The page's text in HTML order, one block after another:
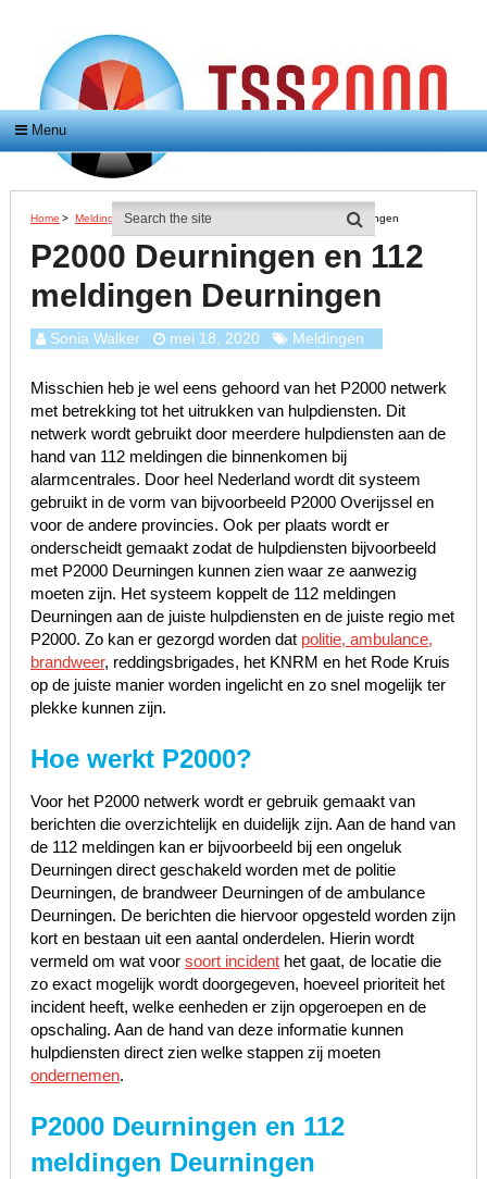
Menu
Home > Meldingen > P2000 Deurningen En 112 Meldingen Deurningen
P2000 Deurningen en 112
meldingen Deurningen
Sonia Walker mei 18, 2020 Meldingen
Misschien heb je wel eens gehoord van het P2000 netwerk
met betrekking tot het uitrukken van hulpdiensten. Dit
netwerk wordt gebruikt door meerdere hulpdiensten aan de
hand van 112 meldingen die binnenkomen bij
alarmcentrales. Door heel Nederland wordt dit systeem
gebruikt in de vorm van bijvoorbeeld P2000 Overijssel en
voor de andere provincies. Ook per plaats wordt er
onderscheidt gemaakt zodat de hulpdiensten bijvoorbeeld
met P2000 Deurningen kunnen zien waar ze aanwezig
moeten zijn. Het systeem koppelt de 112 meldingen
Deurningen aan de juiste hulpdiensten en de juiste regio met
P2000. Zo kan er gezorgd worden dat politie, ambulance,
brandweer, reddingsbrigades, het KNRM en het Rode Kruis
op de juiste manier worden ingelicht en zo snel mogelijk ter
plekke kunnen zijn.
Hoe werkt P2000?
Voor het P2000 netwerk wordt er gebruik gemaakt van
berichten die overzichtelijk en duidelijk zijn. Aan de hand van
de 112 meldingen kan er bijvoorbeeld bij een ongeluk
Deurningen direct geschakeld worden met de politie
Deurningen, de brandweer Deurningen of de ambulance
Deurningen. De berichten die hiervoor opgesteld worden zijn
kort en bestaan uit een aantal onderdelen. Hierin wordt
vermeld om wat voor soort incidenthet gaat, de locatie die
zo exact mogelijk wordt doorgegeven, hoeveel prioriteit het
incident heeft, welke eenheden er zijn opgeroepen en de
opschaling. Aan de hand van deze informatie kunnen
hulpdiensten direct zien welke stappen zij moeten
ondernemen.
P2000 Deurningen en 112
meldingen Deurningen